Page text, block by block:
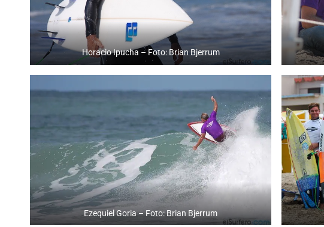
Horacio Ipucha – Foto: Brian Bjerrum
Ezequiel Goria – Foto: Brian Bjerrum